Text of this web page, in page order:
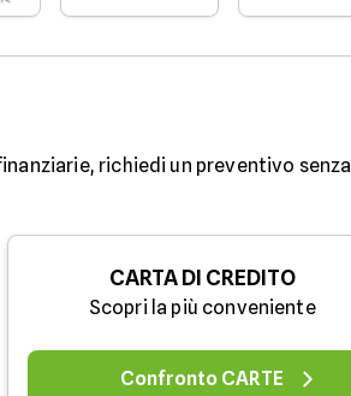
richiedi un preventivo senza
CARTA DI CREDITO
Scopri la più conveniente
Confronto CARTE